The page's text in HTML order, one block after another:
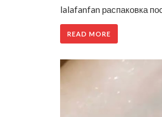
lalafanfan распаковка
READ MORE